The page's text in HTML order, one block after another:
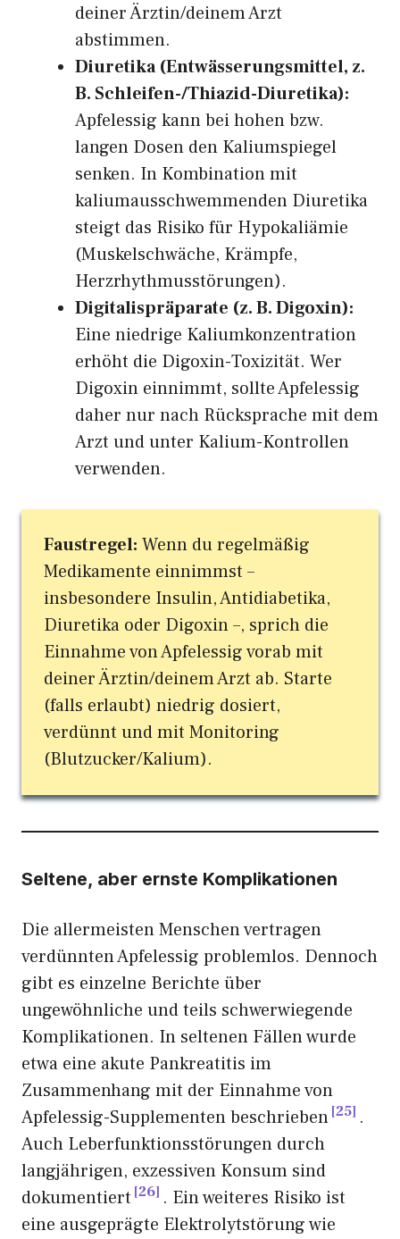
deiner Ärztin/deinem Arzt
abstimmen.
Diuretika (Entwässerungsmittel, z.
B. Schleifen-/Thiazid-Diuretika):
Apfelessig kann bei hohen bzw.
langen Dosen den Kaliumspiegel
senken. In Kombination mit
kaliumausschwemmenden Diuretika
steigt das Risiko für Hypokaliämie
(Muskelschwäche, Krämpfe,
Herzrhythmusstörungen).
Digitalispräparate (z. B. Digoxin):
Eine niedrige Kaliumkonzentration
erhöht die Digoxin-Toxizität. Wer
Digoxin einnimmt, sollte Apfelessig
daher nur nach Rücksprache mit dem
Arzt und unter Kalium-Kontrollen
verwenden.
Faustregel: Wenn du regelmäßig
Medikamente einnimmst –
insbesondere Insulin, Antidiabetika,
Diuretika oder Digoxin –, sprich die
Einnahme von Apfelessig vorab mit
deiner Ärztin/deinem Arzt ab. Starte
(falls erlaubt) niedrig dosiert,
verdünnt und mit Monitoring
(Blutzucker/Kalium).
Seltene, aber ernste Komplikationen
Die allermeisten Menschen vertragen
verdünnten Apfelessig problemlos. Dennoch
gibt es einzelne Berichte über
ungewöhnliche und teils schwerwiegende
Komplikationen. In seltenen Fällen wurde
etwa eine akute Pankreatitis im
Zusammenhang mit der Einnahme von
Apfelessig-Supplementen beschrieben 25 .
Auch Leberfunktionsstörungen durch
langjährigen, exzessiven Konsum sind
dokumentiert 26 . Ein weiteres Risiko ist
eine ausgeprägte Elektrolytstörung wie